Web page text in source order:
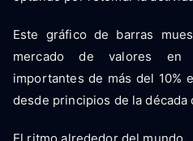
Este gráfico de barras
mercado de valores en
importantes de más del 10%
desde principios de la década